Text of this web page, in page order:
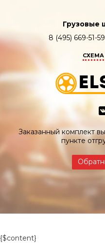
Грузовые
8 (495) 669-51-
Заказанный комплект
пункте
{$content}